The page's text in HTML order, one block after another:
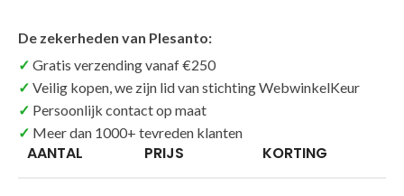
De zekerheden van Plesanto:
Gratis verzending vanaf €250
Veilig kopen, we zijn lid van stichting WebwinkelKeur
Persoonlijk contact op maat
Meer dan 1000+ tevreden klanten
AANTAL PRIJS KORTING